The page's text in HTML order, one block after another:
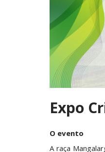
Expo
O evento
A raça